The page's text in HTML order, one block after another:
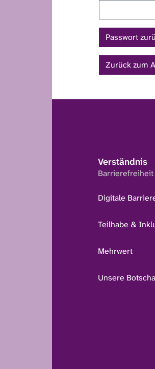
Zurück zum
Verständnis
Barrierefreiheit
Digitale
Teilhabe &
Mehrwert
Unsere